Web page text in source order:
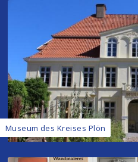
Museum des Kreises Plön